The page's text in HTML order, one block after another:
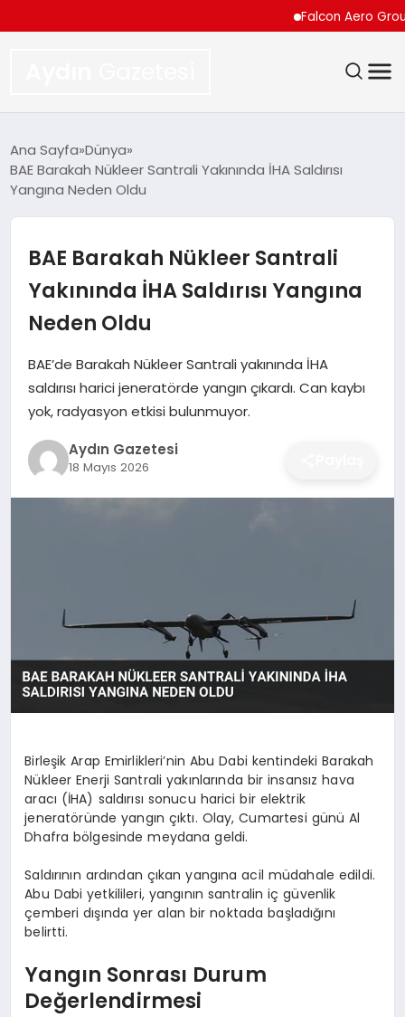
Falcon Aero Group,
TEKNOLOJI
SIYASET
YAŞAM
MAGAZIN
SAĞLIK
Ana Sayfa Dünya
BAE Barakah Nükleer Santrali Yakınında İHA Saldırısı
Yangına Neden Oldu
BAE Barakah Nükleer Santrali
Yakınında İHA Saldırısı Yangına
Neden Oldu
BAE’de Barakah Nükleer Santrali yakınında İHA
saldırısı harici jeneratörde yangın çıkardı. Can kaybı
yok, radyasyon etkisi bulunmuyor.
Aydın Gazetesi
18 Mayıs 2026
Birleşik Arap Emirlikleri’nin Abu Dabi kentindeki Barakah
Nükleer Enerji Santrali yakınlarında bir insansız hava
aracı (İHA) saldırısı sonucu harici bir elektrik
jeneratöründe yangın çıktı. Olay, Cumartesi günü Al
Dhafra bölgesinde meydana geldi.
Saldırının ardından çıkan yangına acil müdahale edildi.
Abu Dabi yetkilileri, yangının santralin iç güvenlik
çemberi dışında yer alan bir noktada başladığını
belirtti.
Yangın Sonrası Durum
Değerlendirmesi